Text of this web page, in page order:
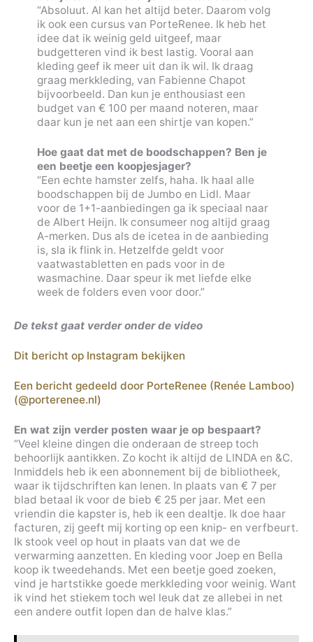
“Absoluut. Al kan het altijd beter. Daarom volg
ik ook een cursus van PorteRenee. Ik heb het
idee dat ik weinig geld uitgeef, maar
budgetteren vind ik best lastig. Vooral aan
kleding geef ik meer uit dan ik wil. Ik draag
graag merkkleding, van Fabienne Chapot
bijvoorbeeld. Dan kun je enthousiast een
budget van € 100 per maand noteren, maar
daar kun je net aan een shirtje van kopen.”
Hoe gaat dat met de boodschappen? Ben je
een beetje een koopjesjager?
“Een echte hamster zelfs, haha. Ik haal alle
boodschappen bij de Jumbo en Lidl. Maar
voor de 1+1-aanbiedingen ga ik speciaal naar
de Albert Heijn. Ik consumeer nog altijd graag
A-merken. Dus als de icetea in de aanbieding
is, sla ik flink in. Hetzelfde geldt voor
vaatwastabletten en pads voor in de
wasmachine. Daar speur ik met liefde elke
week de folders even voor door.”
De tekst gaat verder onder de video
Dit bericht op Instagram bekijken
Een bericht gedeeld door PorteRenee (Renée Lamboo)
(@porterenee.nl)
En wat zijn verder posten waar je op bespaart?
“Veel kleine dingen die onderaan de streep toch
behoorlijk aantikken. Zo kocht ik altijd de LINDA en &C.
Inmiddels heb ik een abonnement bij de bibliotheek,
waar ik tijdschriften kan lenen. In plaats van € 7 per
blad betaal ik voor de bieb € 25 per jaar. Met een
vriendin die kapster is, heb ik een dealtje. Ik doe haar
facturen, zij geeft mij korting op een knip- en verfbeurt.
Ik stook veel op hout in plaats van dat we de
verwarming aanzetten. En kleding voor Joep en Bella
koop ik tweedehands. Met een beetje goed zoeken,
vind je hartstikke goede merkkleding voor weinig. Want
ik vind het stiekem toch wel leuk dat ze allebei in net
een andere outfit lopen dan de halve klas.”